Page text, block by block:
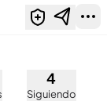
4
Siguiendo